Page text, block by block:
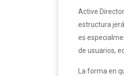
Active
estructura
es
de usuarios,
La forma en